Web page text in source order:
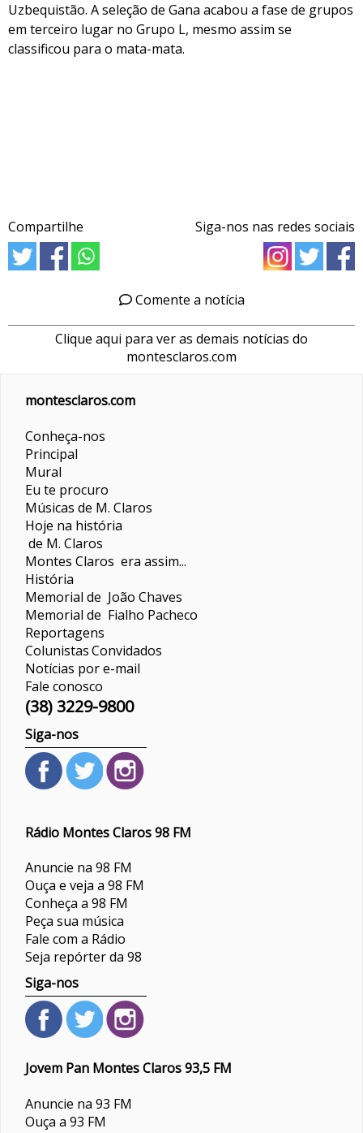
Uzbequistão. A seleção de Gana acabou a fase de grupos
em terceiro lugar no Grupo L, mesmo assim se
classificou para o mata-mata.
Compartilhe Siga-nos nas redes sociais
Comente a notícia
Clique aqui para ver as demais notícias do
montesclaros.com
montesclaros.com
Conheça-nos
Principal
Mural
Eu te procuro
Músicas de M. Claros
Hoje na história
de M. Claros
Montes Claros era assim...
História
Memorial de João Chaves
Memorial de Fialho Pacheco
Reportagens
ColunistasConvidados
Notícias por e-mail
Fale conosco
(38) 3229-9800
Siga-nos
Rádio Montes Claros 98 FM
Anuncie na 98 FM
Ouça e veja a 98 FM
Conheça a 98 FM
Peça sua música
Fale com a Rádio
Seja repórter da 98
Siga-nos
Jovem Pan Montes Claros 93,5 FM
Anuncie na 93 FM
Ouça a 93 FM